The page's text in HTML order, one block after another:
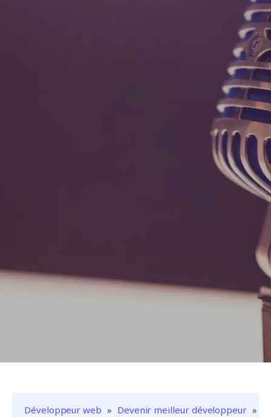
Développeur web » Devenir meilleur développeur »